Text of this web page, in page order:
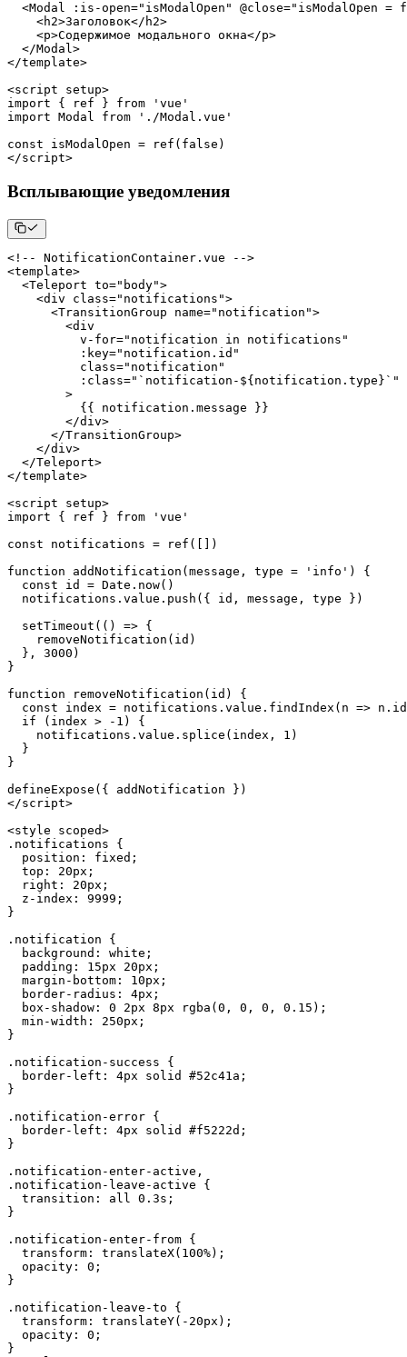
<Modal : is -open="isModalOpen" @close="isModalOpen =
<h2>Заголовок</ h2>
<p>Содержимое модального окна</p>
</Modal>
</template>
<script setup>
import
{ ref } from
'vue'
import Modal from
'./Modal.vue'
const isModalOpen = ref ( false )
</script>
Всплывающие уведомления
< ! -- NotificationContainer . vue -->
<template>
<Teleport to="body">
<div class="notifications">
<TransitionGroup name="notification">
<
          v
- for="notification in notifications"
: key="notification.id"
class="notification"
: class="`notification-${notification.type}`"
>
{ { notification . message } }
</div>
</TransitionGroup>
</div>
</Teleport>
</template>
<script setup>
import
{ ref } from
'vue'
const notifications = ref (
)
function
addNotification ( message , type = 'info' )
{
const id = Date . now( )
  notifications
. value . push ( { id , message , type } )
setTimeout ( ( ) => {
removeNotification ( id )
} , 3000 )
}
function
removeNotification ( id )
{
const index = notifications . value . findIndex ( n => n . id
if
( index > - 1 )
{
    notifications
. value . splice ( index , 1 )
}
}
defineExpose ( { addNotification } )
</script>
<style scoped>
. notifications
{
position : fixed ;
top : 20px ;
right : 20px ;
  z
- index : 9999 ;
}
. notification
{
background : white ;
padding : 15px 20px ;
  margin
- bottom : 10px ;
  border
- radius : 4px ;
  box
- shadow : 0 2px 8px rgba ( 0 , 0 , 0 , 0.15 ) ;
  min
-width : 250px ;
}
. notification - success {
  border
- left : 4px solid #52c41a ;
}
. notification -error {
  border
- left : 4px solid #f5222d ;
}
. notification -enter- active ,
. notification - leave - active {
transition : all 0 . 3s ;
}
. notification -enter- from {
transform : translateX( 100%) ;
opacity : 0 ;
}
. notification - leave -to {
transform : translateY( - 20px ) ;
opacity : 0 ;
}